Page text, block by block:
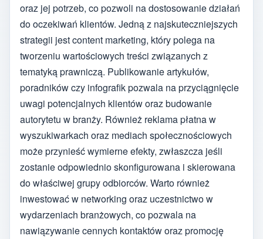
oraz jej potrzeb, co pozwoli na dostosowanie działań
do oczekiwań klientów. Jedną z najskuteczniejszych
strategii jest content marketing, który polega na
tworzeniu wartościowych treści związanych z
tematyką prawniczą. Publikowanie artykułów,
poradników czy infografik pozwala na przyciągnięcie
uwagi potencjalnych klientów oraz budowanie
autorytetu w branży. Również reklama płatna w
wyszukiwarkach oraz mediach społecznościowych
może przynieść wymierne efekty, zwłaszcza jeśli
zostanie odpowiednio skonfigurowana i skierowana
do właściwej grupy odbiorców. Warto również
inwestować w networking oraz uczestnictwo w
wydarzeniach branżowych, co pozwala na
nawiązywanie cennych kontaktów oraz promocję